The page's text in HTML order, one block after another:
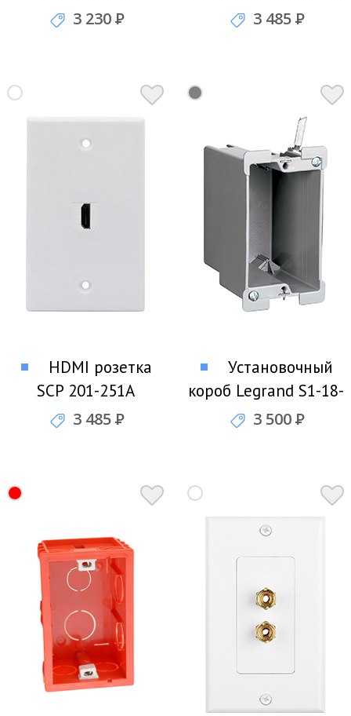
3 230Р
PM-1D-S
3 485Р
HDMI розетка
SCP 201-251A
3 485Р
Установочный
короб Legrand S1-18-
W
3 500Р